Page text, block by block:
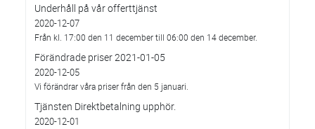
Underhåll på vår offerttjänst
2020-12-07
Från kl. 17:00 den 11 december till 06:00 den 14 december.
Förändrade priser 2021-01-05
2020-12-05
Vi förändrar våra priser från den 5 januari.
Tjänsten Direktbetalning upphör.
2020-12-01